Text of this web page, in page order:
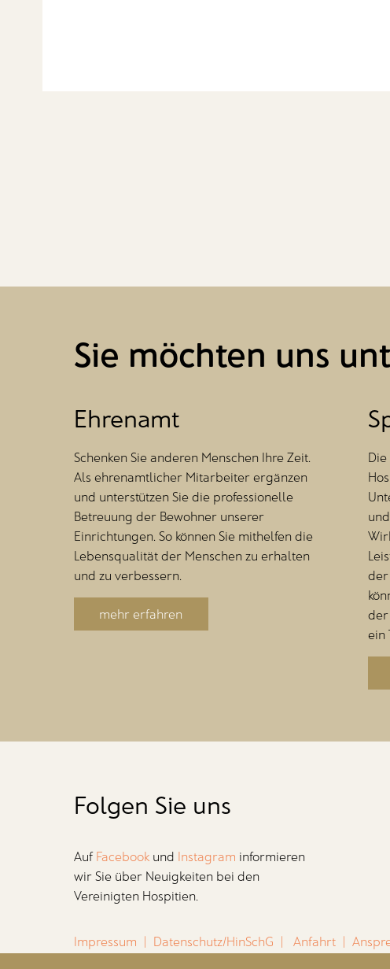
Sie möchten uns
Ehrenamt
Schenken Sie anderen Menschen Ihre Zeit.
Als ehrenamtlicher Mitarbeiter ergänzen
und unterstützen Sie die professionelle
Betreuung der Bewohner unserer
Einrichtungen. So können Sie mithelfen die
Lebensqualität der Menschen zu erhalten
und zu verbessern.
mehr erfahren
der
der
ein
Folgen Sie uns
Auf Facebookund Instagram informieren
wir Sie über Neuigkeiten bei den
Vereinigten Hospitien.
Impressum | Datenschutz/HinSchG | Anfahrt |